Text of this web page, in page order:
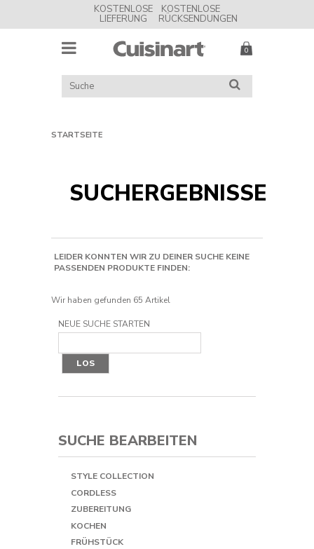
KOSTENLOSE
LIEFERUNG
KOSTENLOSE
RÜCKSENDUNGEN
MENU
UK
KATALOG
DURCHSUCHEN
SUCHE
STARTSEITE
SUCHERGEBNISSE
LEIDER KONNTEN WIR ZU DEINER SUCHE KEINE
PASSENDEN PRODUKTE FINDEN:
Wir haben gefunden 65 Artikel
NEUE SUCHE STARTEN
LOS
SUCHE BEARBEITEN
STYLE COLLECTION
CORDLESS
ZUBEREITUNG
KOCHEN
FRÜHSTÜCK